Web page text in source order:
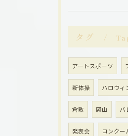
タグ
アートスポーツ
新体操 ハロウィ
倉敷 岡山 バ
発表会 コンクー